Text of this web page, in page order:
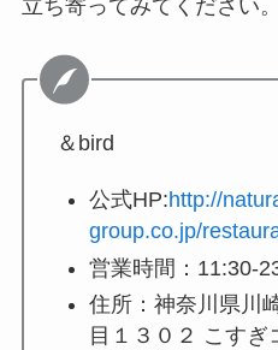
立ち寄ってみてください。
＆bird
公式HP:http://
group.co.jp/
営業時間：11:30-
住所：神奈川県川
目１３０２ こすぎ